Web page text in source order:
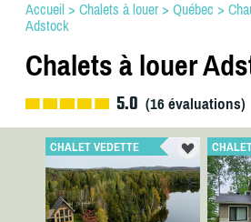
Accueil > Chalets à louer> Québec >
Adstock
Chalets à louer
5.0 (16évaluations)
CHALET VEDETTE